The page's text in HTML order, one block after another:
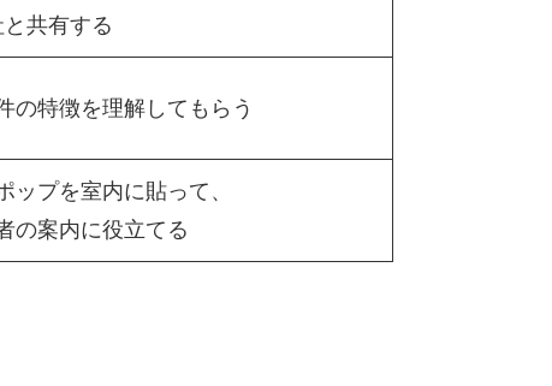
共有する
の特徴を理解してもらう
ップを室内に貼って、
の案内に役立てる